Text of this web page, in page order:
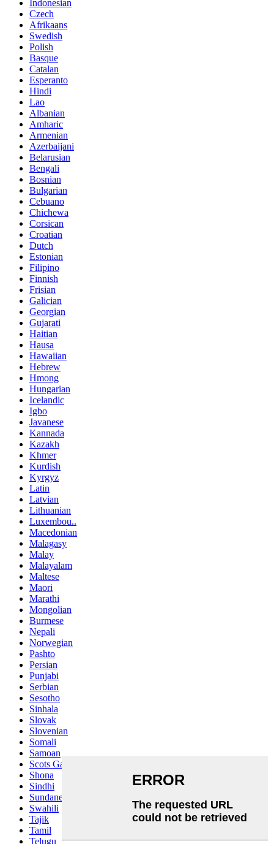
Indonesian
Czech
Afrikaans
Swedish
Polish
Basque
Catalan
Esperanto
Hindi
Lao
Albanian
Amharic
Armenian
Azerbaijani
Belarusian
Bengali
Bosnian
Bulgarian
Cebuano
Chichewa
Corsican
Croatian
Dutch
Estonian
Filipino
Finnish
Frisian
Galician
Georgian
Gujarati
Haitian
Hausa
Hawaiian
Hebrew
Hmong
Hungarian
Icelandic
Igbo
Javanese
Kannada
Kazakh
Khmer
Kurdish
Kyrgyz
Latin
Latvian
Lithuanian
Luxembou..
Macedonian
Malagasy
Malay
Malayalam
Maltese
Maori
Marathi
Mongolian
Burmese
Nepali
Norwegian
Pashto
Persian
Punjabi
Serbian
Sesotho
Sinhala
Slovak
Slovenian
Somali
Samoan
Scots Gaelic
Shona
Sindhi
Sundanese
Swahili
Tajik
Tamil
Telugu